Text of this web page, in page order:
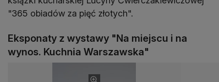
"365 obiadów za pięć złotych".
Eksponaty z wystawy "Na miejscu i na
wynos. Kuchnia Warszawska"